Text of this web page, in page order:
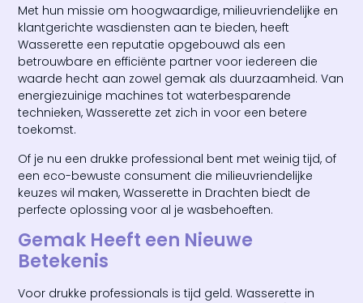
Met hun missie om hoogwaardige, milieuvriendelijke en
klantgerichte wasdiensten aan te bieden, heeft
Wasserette een reputatie opgebouwd als een
betrouwbare en efficiënte partner voor iedereen die
waarde hecht aan zowel gemak als duurzaamheid. Van
energiezuinige machines tot waterbesparende
technieken, Wasserette zet zich in voor een betere
toekomst.
Of je nu een drukke professional bent met weinig tijd, of
een eco-bewuste consument die milieuvriendelijke
keuzes wil maken, Wasserette in Drachten biedt de
perfecte oplossing voor al je wasbehoeften.
Gemak Heeft een Nieuwe
Betekenis
Voor drukke professionals is tijd geld. Wasserette in